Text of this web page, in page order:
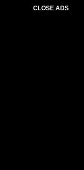
CLOSE ADS